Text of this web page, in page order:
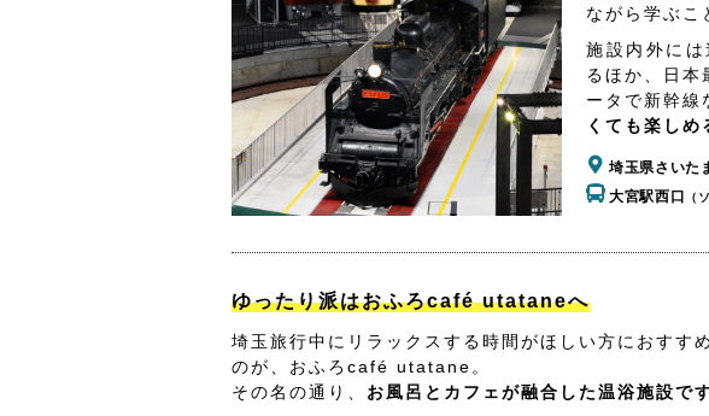
ながら学ぶこ
施設内外に
るほか、日本
ータで新幹線
くても楽しめ
埼玉県さいた
大宮駅西口
（
ゆったり派はおふろcafé utataneへ
埼玉旅行中にリラックスする時間がほしい方におすす
のが、おふろcafé utatane。
その名の通り、 お風呂とカフェが融合した温浴施設です